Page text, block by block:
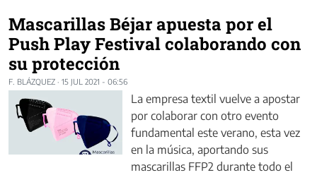
Mascarillas Béjar apuesta por el
Push Play Festival colaborando con
su protección
F. BLÁZQUEZ · 15 JUL 2021 - 06:56
La empresa textil vuelve a apostar
por colaborar con otro evento
fundamental este verano, esta vez
en la música, aportando sus
mascarillas FFP2 durante todo el